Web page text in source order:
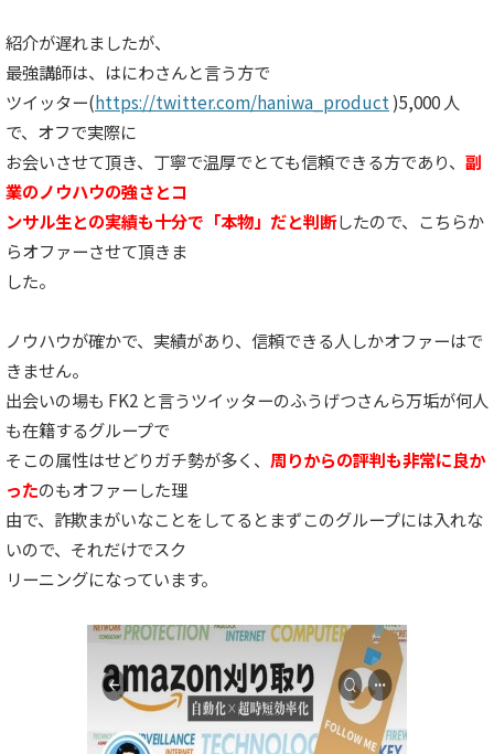
紹介が遅れましたが、
最強講師は、はにわさんと言う方で
ツイッター(https://twitter.com/haniwa_product )5,000 人
で、オフで実際に
お会いさせて頂き、丁寧で温厚でとても信頼できる方であり、 副
業のノウハウの強さとコ
ンサル生との実績も十分で「本物」だと判断したので、こちらか
らオファーさせて頂きま
した。
ノウハウが確かで、実績があり、信頼できる人しかオファーはで
きません。
出会いの場も FK2 と言うツイッターのふうげつさんら万垢が何人
も在籍するグループで
そこの属性はせどりガチ勢が多く、 周りからの評判も非常に良か
ったのもオファーした理
由で、詐欺まがいなことをしてるとまずこのグループには入れな
いので、それだけでスク
リーニングになっています。